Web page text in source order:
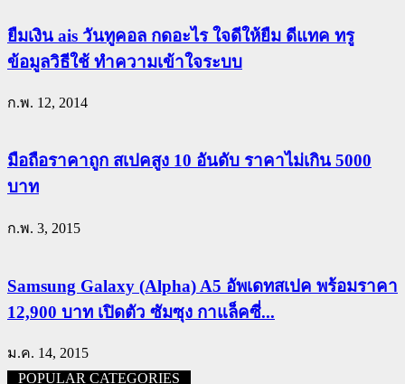
ยืมเงิน ais วันทูคอล กดอะไร ใจดีให้ยืม ดีแทค ทรู
ข้อมูลวิธีใช้ ทำความเข้าใจระบบ
ก.พ. 12, 2014
มือถือราคาถูก สเปคสูง 10 อันดับ ราคาไม่เกิน 5000
บาท
ก.พ. 3, 2015
Samsung Galaxy (Alpha) A5 อัพเดทสเปค พร้อมราคา
12,900 บาท เปิดตัว ซัมซุง กาแล็คซี่...
ม.ค. 14, 2015
POPULAR CATEGORIES